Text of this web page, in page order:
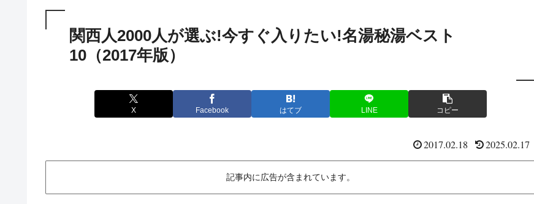
関西人2000人が選ぶ!今すぐ入りたい!名湯秘湯ベスト
10（2017年版）
X Facebook はてブ LINE コピー
2017.02.18 2025.02.17
記事内に広告が含まれています。